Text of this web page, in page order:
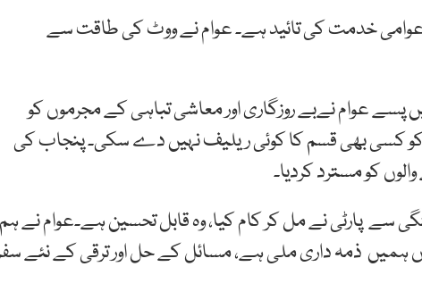
عوامی خدمت کی تائید ہے۔ عوام نے ووٹ کی طاقت سے
پسے عوام نےبے روزگاری اور معاشی تباہی کے مجرموں کو
کو کسی بھی قسم کا کوئی ریلیف نہیں دے سکی۔ پنجاب کی
کو مسترد کردیا۔
سے پارٹی نے مل کر کام کیا، وہ قابل تحسین ہے۔عوام نے
ہمیں ذمہ داری ملی ہے، مسائل کے حل اور ترقی کے نئے